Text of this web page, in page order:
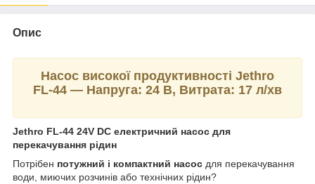
Опис
Насос високої продуктивності Jethro
FL‑44 — Напруга: 24 В, Витрата: 17 л/хв
Jethro FL‑44 24V DC електричний насос для
перекачування рідин
Потрібен потужний і компактний насос для перекачування
води, миючих розчинів або технічних рідин?